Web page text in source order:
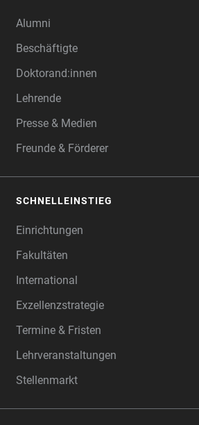
Alumni
Beschäftigte
Doktorand:innen
Lehrende
Presse & Medien
Freunde & Förderer
SCHNELLEINSTIEG
Einrichtungen
Fakultäten
International
Exzellenzstrategie
Termine & Fristen
Lehrveranstaltungen
Stellenmarkt